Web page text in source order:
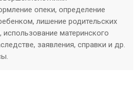
опеки, определение
лишение родительских
материнского
заявления, справки и др.